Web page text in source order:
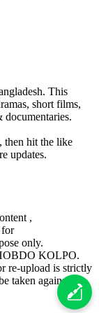
This
short films,
documentaries.
then hit the like
updates.
,
for
only.
KOLPO.
re-upload is strictly
taken against